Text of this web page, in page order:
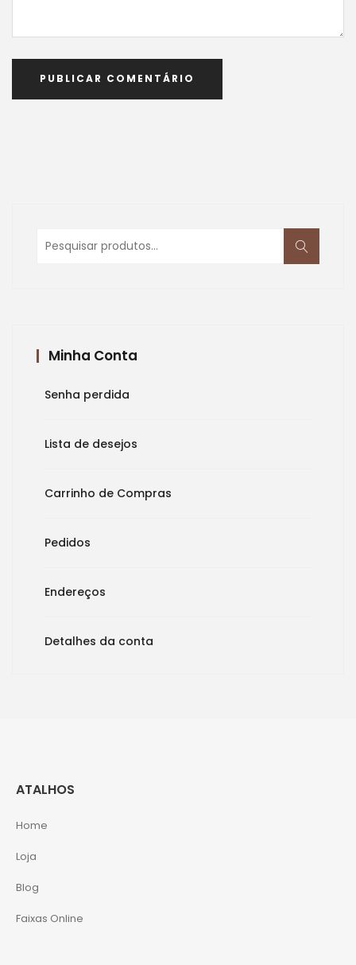
Pesquisar
por:
Minha Conta
Senha perdida
Lista de desejos
Carrinho de Compras
Pedidos
Endereços
Detalhes da conta
ATALHOS
Home
Loja
Blog
Faixas Online